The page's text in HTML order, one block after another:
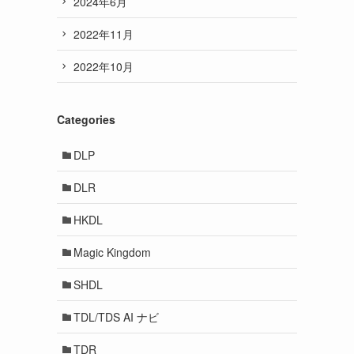
2022年11月
2022年10月
Categories
DLP
DLR
HKDL
Magic Kingdom
SHDL
TDL/TDS AI ナビ
TDR